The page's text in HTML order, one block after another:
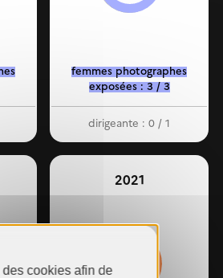
structures culturelles...
dans le secteur...
femmes photographes
exposées : 3 / 3
dirigeante : 0 / 1
2021
cookies afin de